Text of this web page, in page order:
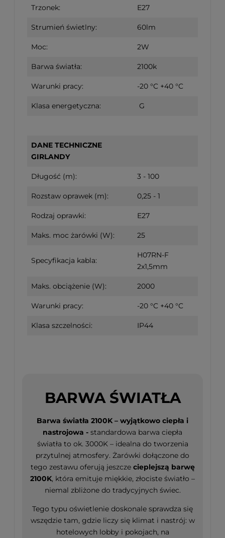
Trzonek: E27
Strumień świetlny: 60lm
Moc: 2W
Barwa światła: 2100k
Warunki pracy: -20 °C +40 °C
Klasa energetyczna: G
DANE TECHNICZNE
GIRLANDY
Długość (m): 3 - 100
Rozstaw oprawek (m): 0,25 - 1
Rodzaj oprawki: E27
Maks. moc żarówki (W): 25
Specyfikacja kabla:
H07RN-F
2x1,5mm
Maks. obciążenie (W): 2000
Warunki pracy: -20 °C +40 °C
Klasa szczelności: IP44
BARWA ŚWIATŁA
Barwa światła 2100K – wyjątkowo ciepła i
nastrojowa - standardowa barwa ciepła
światła to ok. 3000K – idealna do tworzenia
przytulnej atmosfery. Żarówki dołączone do
tego zestawu oferują jeszcze cieplejszą barwę
2100K, która emituje miękkie, złociste światło –
niemal zbliżone do tradycyjnych świec.
Tego typu oświetlenie doskonale sprawdza się
wszędzie tam, gdzie liczy się klimat i nastrój: w
hotelowych lobby i pokojach, na